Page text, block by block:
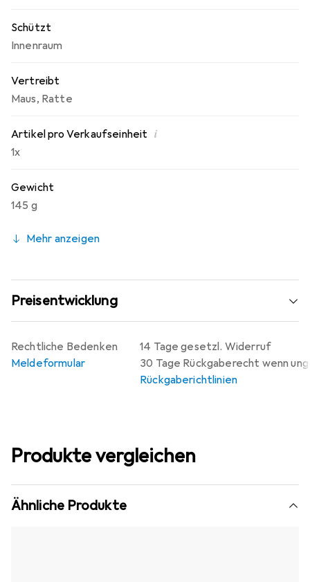
Schützt
Innenraum
Vertreibt
Maus, Ratte
Artikel pro Verkaufseinheit i
1x
Gewicht
145 g
Mehr anzeigen
Preisentwicklung
14 Tage gesetzl. Widerruf
30 Tage Rückgaberecht wenn
Rückgaberichtlinien
Rechtliche Bedenken
Meldeformular
Produkte vergleichen
Ähnliche Produkte